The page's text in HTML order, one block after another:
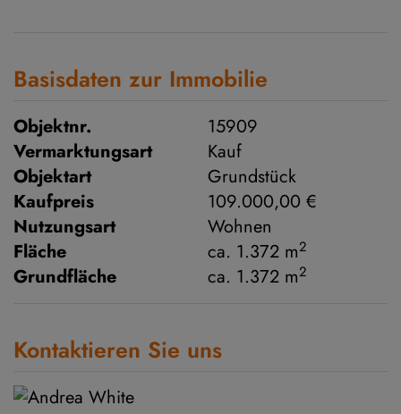
Basisdaten zur Immobilie
Objektnr.
15909
Vermarktungsart
Kauf
Objektart
Grundstück
Kaufpreis
109.000,00 €
Nutzungsart
Wohnen
Fläche
ca. 1.372 m2
Grundfläche ca. 1.372 m2
Kontaktieren Sie uns